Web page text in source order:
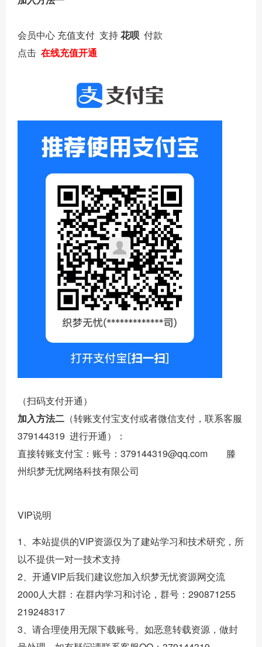
会员中心 充值支付 支持花呗 付款
点击 在线充值开通
（扫码支付开通）
加入方法二 （转账支付宝支付或者微信支付，联系客服
379144319 进行开通）：
直接转账支付宝： 账号：379144319@qq.com 滕
州织梦无忧网络科技有限公司
VIP说明
1、本站提供的VIP资源仅为了建站学习和技术研究，所
以不提供一对一技术支持
2、开通VIP后我们建议您加入织梦无忧资源网交流
2000人大群：在群内学习和讨论，群号：290871255
219248317
3、请合理使用无限下载账号。如恶意转载资源，做封